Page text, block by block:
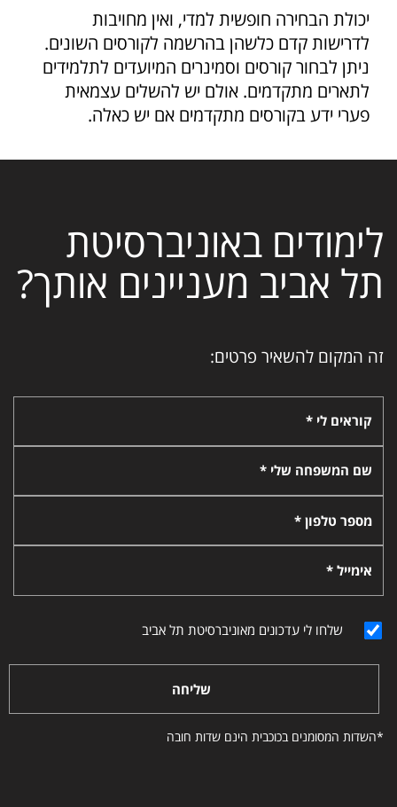
יכולת הבחירה חופשית למדי, ואין מחויבות
לדרישות קדם כלשהן בהרשמה לקורסים השונים.
ניתן לבחור קורסים וסמינרים המיועדים לתלמידים
לתארים מתקדמים. אולם יש להשלים עצמאית
פערי ידע בקורסים מתקדמים אם יש כאלה.
לימודים באוניברסיטת
תל אביב מעניינים אותך?
זה המקום להשאיר פרטים:
קוראים לי *
שם המשפחה שלי *
מספר טלפון *
אימייל *
שלחו לי עדכונים מאוניברסיטת תל אביב
שליחה
*השדות המסומנים בכוכבית הינם שדות חובה